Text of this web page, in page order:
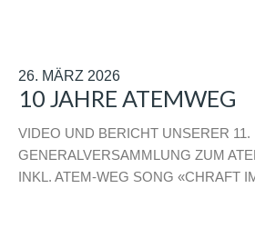
26. MÄRZ 2026
10 JAHRE ATEMWEG
VIDEO UND BERICHT UNSERER 11.
GENERALVERSAMMLUNG ZUM
INKL. ATEM-WEG SONG «CHRAFT